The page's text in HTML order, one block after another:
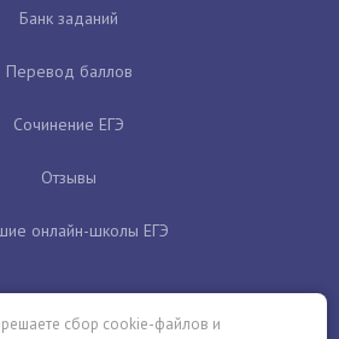
Банк заданий
Перевод баллов
Сочинение ЕГЭ
Отзывы
онлайн-школы ЕГЭ
сбор cookie-файлов и